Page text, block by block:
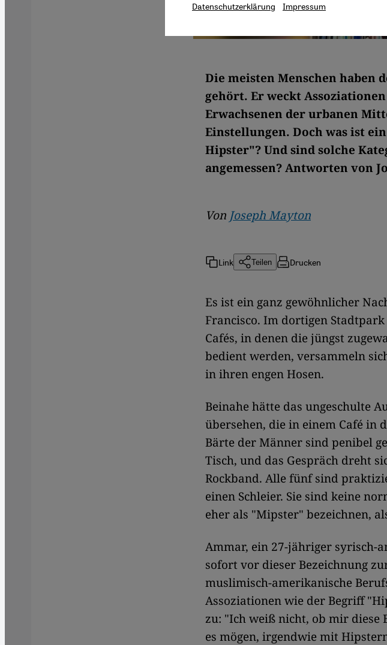
Die meisten Menschen haben
gehört. Er weckt
Erwachsenen der urbanen
Einstellungen. Doch was ist
Hipster"? Und sind solche
angemessen? Antworten von
Von Joseph Mayton
Link Teilen Drucken
Es ist ein ganz gewöhnlicher
Francisco. Im dortigen
Cafés, in denen die jüngst
bedient werden, versammeln
in ihren engen Hosen.
Beinahe hätte das ungeschulte
übersehen, die in einem Café in
Bärte der Männer sind penibel
Tisch, und das Gespräch dreht
Rockband. Alle fünf sind
einen Schleier. Sie sind keine
eher als "Mipster" bezeichnen,
Ammar, ein 27-jähriger syrisch-
sofort vor dieser Bezeichnung
muslimisch-amerikanische
Assoziationen wie der Begriff
zu: "Ich weiß nicht, ob mir diese
es mögen, irgendwie mit
Datenschutzerklärung Impressum